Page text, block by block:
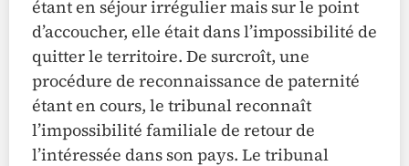
étant en séjour irrégulier mais sur le point
d’accoucher, elle était dans l’impossibilité de
quitter le territoire. De surcroît, une
procédure de reconnaissance de paternité
étant en cours, le tribunal reconnaît
l’impossibilité familiale de retour de
l’intéressée dans son pays. Le tribunal